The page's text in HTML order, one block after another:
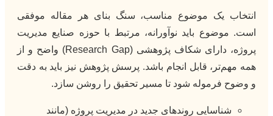
انتخاب یک موضوع مناسب، سنگ بنای هر مقاله موفقی
است. موضوع باید نوآورانه، مرتبط با حوزه صنایع مدیریت
پروژه، دارای شکاف پژوهشی (Research Gap) واضح و از
همه مهم‌تر، قابل انجام باشد. پرسش پژوهش نیز باید به دقت
و وضوح فرموله شود تا مسیر تحقیق را روشن سازد.
شناسایی روندهای جدید در مدیریت پروژه (مانند